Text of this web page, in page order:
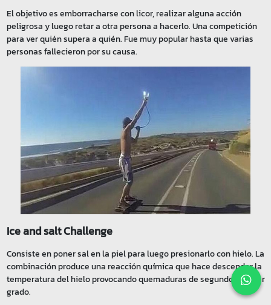
El objetivo es emborracharse con licor, realizar alguna acción
peligrosa y luego retar a otra persona a hacerlo. Una competición
para ver quién supera a quién. Fue muy popular hasta que varias
personas fallecieron por su causa.
Ice and salt Challenge
Consiste en poner sal en la piel para luego presionarlo con hielo. La
combinación produce una reacción química que hace descender la
temperatura del hielo provocando quemaduras de segundo y tercer
grado.